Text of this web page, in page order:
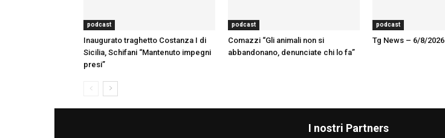
podcast
Inaugurato traghetto Costanza I di
Sicilia, Schifani “Mantenuto impegni
presi”
podcast
Comazzi “Gli animali non si
abbandonano, denunciate chi lo fa”
podcast
Tg News – 6/8/2026
I nostri Partners